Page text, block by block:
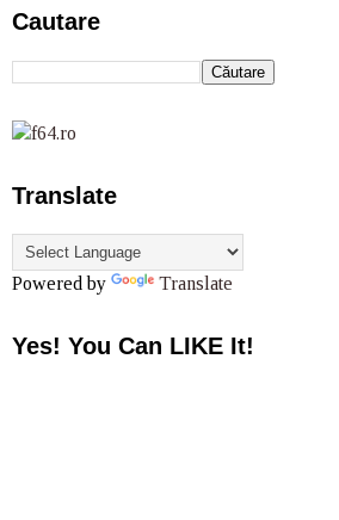
Cautare
Translate
Powered by Translate
Yes! You Can LIKE It!